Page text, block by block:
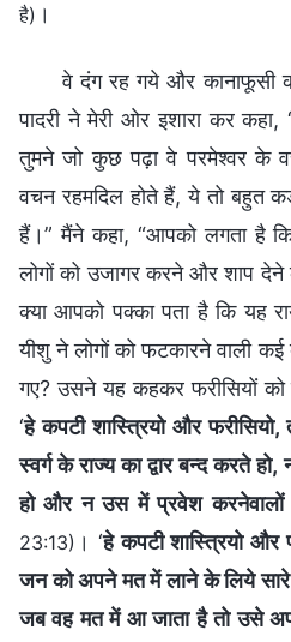
है) ।
वे दंग रह गये और कानाफूसी
पादरी ने मेरी ओर इशारा कर
तुमने जो कुछ पढ़ा वे परमेश्वर के
वचन रहमदिल होते हैं, ये तो बहुत
हैं।” मैंने कहा, “आपको लगता है
लोगों को उजागर करने और शाप
क्या आपको पक्का पता है कि यह
यीशु ने लोगों को फटकारने वाली
गए? उसने यह कहकर फरीसियों को
‘हे कपटी शास्त्रियो और
स्वर्ग के राज्य का द्वार बन्द करते
हो और न उस में प्रवेश
23:13) । ‘हे कपटी शास्त्रियो और
जन को अपने मत में लाने के लिये
जब वह मत में आ जाता है तो उसे